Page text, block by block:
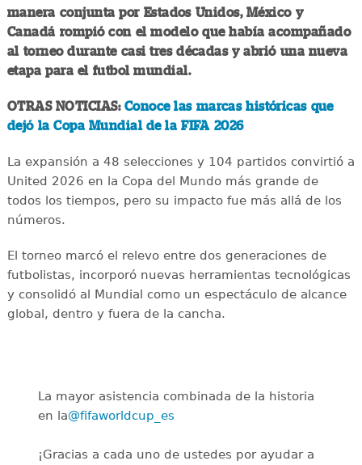
manera conjunta por Estados Unidos, México y
Canadá rompió con el modelo que había acompañado
al torneo durante casi tres décadas y abrió una nueva
etapa para el futbol mundial.
OTRAS NOTICIAS: Conoce las marcas históricas que
dejó la Copa Mundial de la FIFA 2026
La expansión a 48 selecciones y 104 partidos convirtió a
United 2026 en la Copa del Mundo más grande de
todos los tiempos, pero su impacto fue más allá de los
números.
El torneo marcó el relevo entre dos generaciones de
futbolistas, incorporó nuevas herramientas tecnológicas
y consolidó al Mundial como un espectáculo de alcance
global, dentro y fuera de la cancha.
La mayor asistencia combinada de la historia
en la@fifaworldcup_es
¡Gracias a cada uno de ustedes por ayudar a